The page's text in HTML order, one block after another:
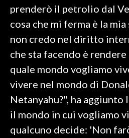
SALUTE
SARDEGNA TURISMO
SARDI NEL MONDO
NOTIZIE
EVENTI
3 MINUTI CON
prenderò il petrolio dal
cosa che mi ferma è la
non credo nel diritto
che sta facendo è
quale mondo vogliamo
vivere nel mondo di
Netanyahu?", ha
il mondo in cui vogliamo
qualcuno decide: 'Non